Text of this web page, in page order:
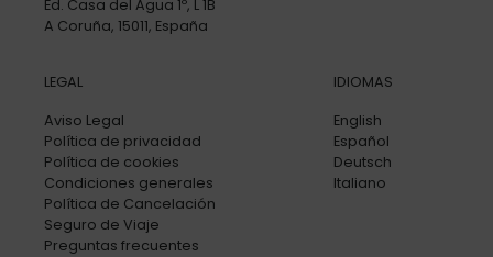
Ed. Casa del Agua 1º, L 1B
A Coruña, 15011, España
LEGAL
Aviso Legal
Política de privacidad
Política de cookies
Condiciones generales
Política de Cancelación
Seguro de Viaje
Preguntas frecuentes
IDIOMAS
English
Español
Deutsch
Italiano